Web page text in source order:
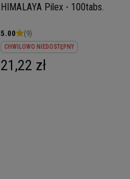
HIMALAYA Pilex - 100tabs.
5.00 (9)
CHWILOWO NIEDOSTĘPNY
21,22 zł